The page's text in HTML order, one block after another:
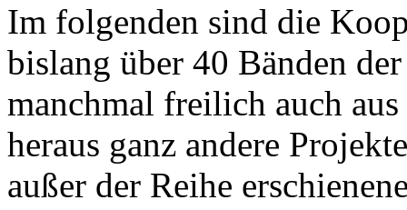
Im folgenden sind die
bislang über 40 Bänden
manchmal freilich auch
heraus ganz andere
außer der Reihe